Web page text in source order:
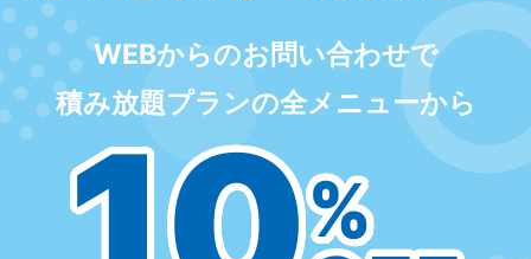
WEBからのお問い合わせで
積み放題プランの全メニューから
%